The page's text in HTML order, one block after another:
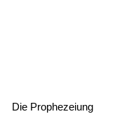
Die Prophezeiung